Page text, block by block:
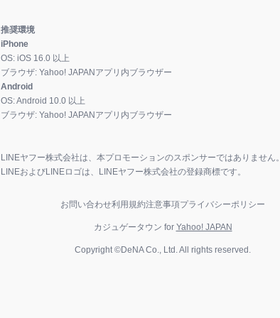
推奨環境
iPhone
OS: iOS 16.0 以上
ブラウザ: Yahoo! JAPANアプリ内ブラウザー
Android
OS:Android 10.0 以上
ブラウザ: Yahoo! JAPANアプリ内ブラウザー
LINEヤフー株式会社は、本プロモーションのスポンサーではありません。
LINEおよびLINEロゴは、LINEヤフー株式会社の登録商標です。
お問い合わせ利用規約注意事項プライバシーポリシー
カジュゲータウン for Yahoo! JAPAN
Copyright ©DeNA Co., Ltd. All rights reserved.